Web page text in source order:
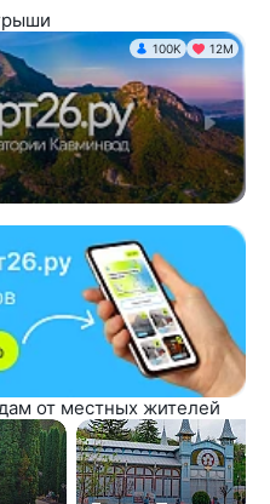
100K 12М
от местных жителей